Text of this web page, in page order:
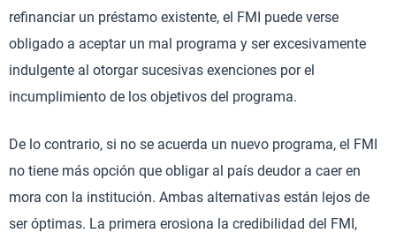
refinanciar un préstamo existente, el FMI puede verse
obligado a aceptar un mal programa y ser excesivamente
indulgente al otorgar sucesivas exenciones por el
incumplimiento de los objetivos del programa.
De lo contrario, si no se acuerda un nuevo programa, el FMI
no tiene más opción que obligar al país deudor a caer en
mora con la institución. Ambas alternativas están lejos de
ser óptimas. La primera erosiona la credibilidad del FMI,